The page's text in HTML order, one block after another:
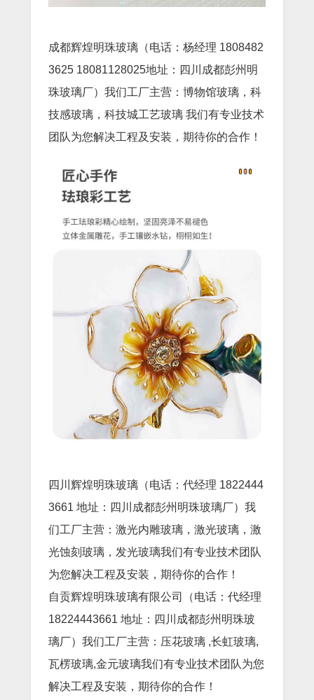
成都辉煌明珠玻璃（电话：杨经理 1808482
3625 18081128025地址：四川成都彭州明
珠玻璃厂）我们工厂主营：博物馆玻璃，科
技感玻璃，科技城工艺玻璃 我们有专业技术
团队为您解决工程及安装，期待你的合作！
四川辉煌明珠玻璃（电话：代经理 1822444
3661 地址：四川成都彭州明珠玻璃厂）我
们工厂主营：激光内雕玻璃，激光玻璃，激
光蚀刻玻璃，发光玻璃我们有专业技术团队
为您解决工程及安装，期待你的合作！
自贡辉煌明珠玻璃有限公司（电话：代经理
18224443661 地址：四川成都彭州明珠玻
璃厂）我们工厂主营：压花玻璃 ,长虹玻璃,
瓦楞玻璃,金元玻璃我们有专业技术团队为您
解决工程及安装，期待你的合作！